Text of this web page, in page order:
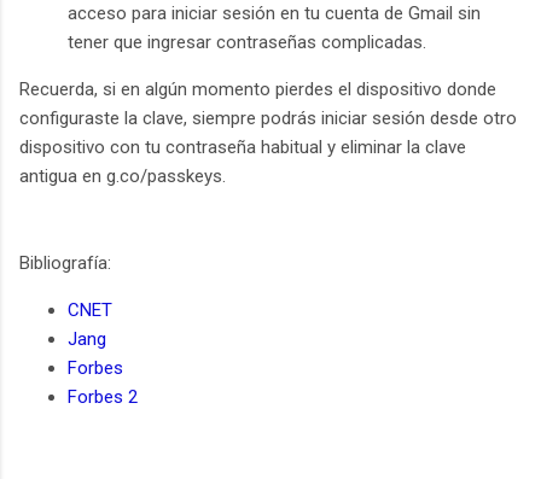
acceso para iniciar sesión en tu cuenta de Gmail sin
tener que ingresar contraseñas complicadas.
Recuerda, si en algún momento pierdes el dispositivo donde
configuraste la clave, siempre podrás iniciar sesión desde otro
dispositivo con tu contraseña habitual y eliminar la clave
antigua en g.co/passkeys.
Bibliografía:
CNET
Jang
Forbes
Forbes 2